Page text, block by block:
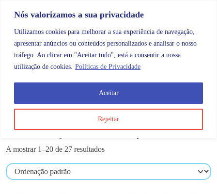
Nós valorizamos a sua privacidade
Utilizamos cookies para melhorar a sua experiência de navegação,
apresentar anúncios ou conteúdos personalizados e analisar o nosso
tráfego. Ao clicar em "Aceitar tudo", está a consentir a nossa
utilização de cookies. Políticas de Privacidade
Rejeitar
Aceitar
Categorias
Reabilitação e fisioterapia
A mostrar 1–20 de 27 resultados